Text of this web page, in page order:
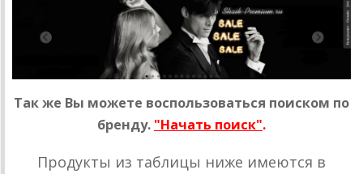
Так же Вы можете воспользоваться поиском по
бренду. "Начать поиск".
Продукты из таблицы ниже имеются в